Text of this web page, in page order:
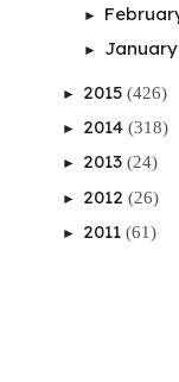
►
► January
► 2015 (426)
► 2014 (318)
► 2013 (24)
► 2012 (26)
► 2011 (61)